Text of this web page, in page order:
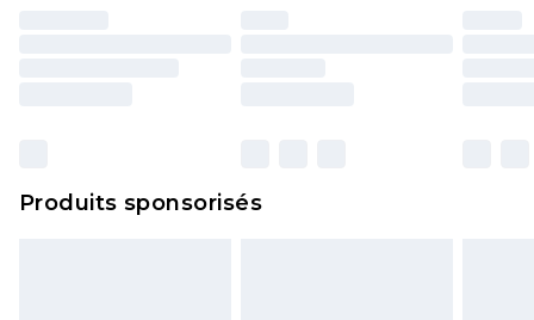
politique de retour.
Produits sponsorisés